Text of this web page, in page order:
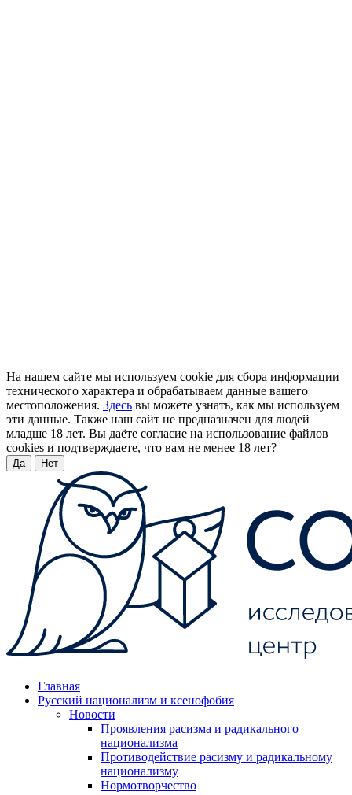
На нашем сайте мы используем cookie для сбора информации
технического характера и обрабатываем данные вашего
местоположения. Здесь вы можете узнать, как мы используем
эти данные. Также наш сайт не предназначен для людей
младше 18 лет. Вы даёте согласие на использование файлов
cookies и подтверждаете, что вам не менее 18 лет?
Да Нет
Главная
Русский национализм и ксенофобия
Новости
Проявления расизма и радикального
национализма
Противодействие расизму и радикальному
национализму
Нормотворчество